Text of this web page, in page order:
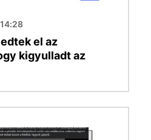
el az
kigyulladt az